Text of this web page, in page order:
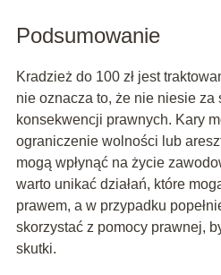
Podsumowanie
Kradzież do 100 zł jest
nie oznacza to, że nie niesie za
konsekwencji prawnych. Kary
ograniczenie wolności lub
mogą wpłynąć na życie
warto unikać działań, które
prawem, a w przypadku
skorzystać z pomocy prawnej,
skutki.